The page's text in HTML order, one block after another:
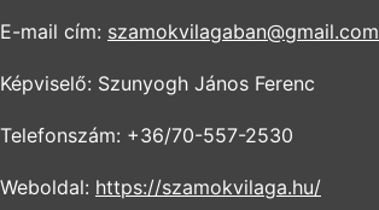
E-mail cím: szamokvilagaban@gmail.com
Képviselő: Szunyogh János Ferenc
Telefonszám: +36/70-557-2530
Weboldal: https://szamokvilaga.hu/